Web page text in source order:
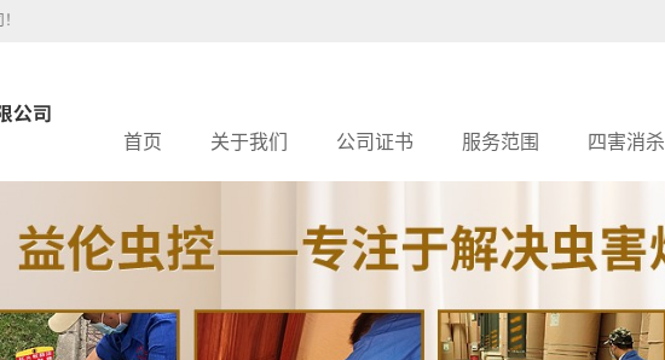
首页 关于我们 公司证书 服务范围 四害消杀